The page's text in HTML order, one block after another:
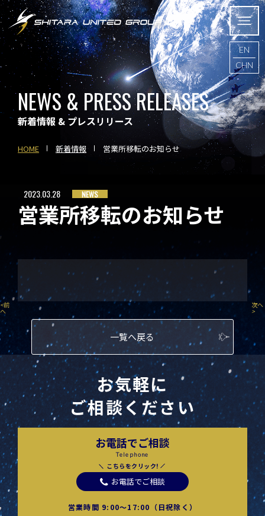
EN
CHN
NEWS & PRESS RELEASES
新着情報 & プレスリリース
HOME 新着情報 営業所移転のお知らせ
NEWS
2023.03.28
営業所移転のお知らせ
<前
へ
一覧へ戻る
次へ
>
お気軽に
ご相談ください
お電話でご相談
Telephone
こちらをクリック!
お電話でご相談
営業時間 9:00〜17:00（日祝除く）